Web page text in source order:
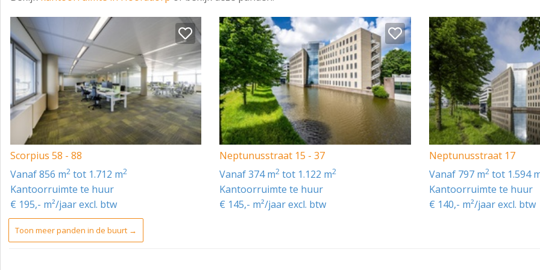
Scorpius 58 - 88
vanaf 856 m2 tot 1.712 m2
Kantoorruimte te huur
€ 195,- m²/jaar excl. btw
Neptunusstraat 15 - 37
vanaf 374 m2 tot 1.122 m2
Kantoorruimte te huur
€ 145,- m²/jaar excl. btw
Neptunusstraat 17
vanaf 797 m2tot 1.594
Kantoorruimte te huur
€ 140,- m²/jaar excl. btw
Toon meer panden in de buurt →